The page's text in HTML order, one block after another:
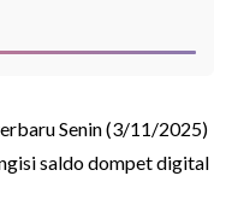
Senin (3/11/2025)
saldo dompet digital